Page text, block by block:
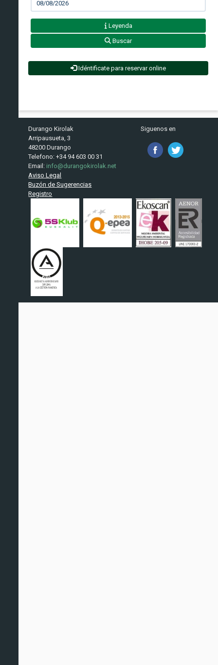
Leyenda
Buscar
Idéntificate para reservar online
Durango Kirolak
Arripausueta, 3
48200 Durango
Telefono: +34 94 603 00 31
Email: info@durangokirolak.net
Siguenos en
Aviso Legal
Buzón de Sugerencias
Registro